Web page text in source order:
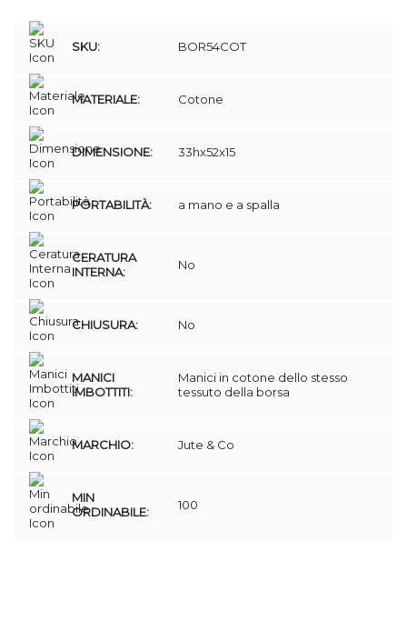
SKU: BOR54COT
MATERIALE: Cotone
DIMENSIONE: 33hx52x15
PORTABILITÀ: a mano e a spalla
CERATURA
INTERNA:
No
CHIUSURA: No
MANICI
IMBOTTITI:
Manici in cotone dello stesso
tessuto della borsa
MARCHIO: Jute & Co
MIN
ORDINABILE:
100